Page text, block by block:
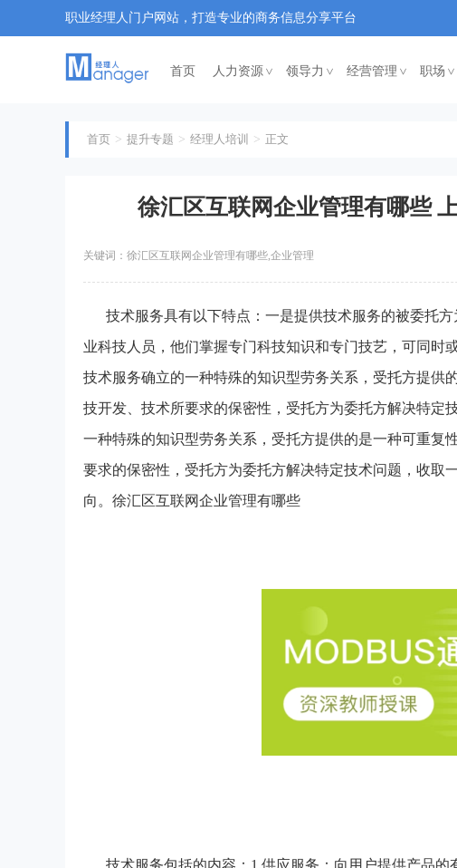
职业经理人门户网站，打造专业的商务信息分享平台
首页 人力资源< 领导力 < 经营管理< 职场<
首页 提升专题 经理人培训 正文
徐汇区互联网企业管理有哪些
关键词：徐汇区互联网企业管理有哪些,企业管理
技术服务具有以下特点：一是提供技术服务的被委托
业科技人员，他们掌握专门科技知识和专门技艺，可同时
技术服务确立的一种特殊的知识型劳务关系，受托方提供
技开发、技术所要求的保密性，受托方为委托方解决特定
一种特殊的知识型劳务关系，受托方提供的是一种可重复
要求的保密性，受托方为委托方解决特定技术问题，收取
向。徐汇区互联网企业管理有哪些
技术服务包括的内容：1.供应服务：向用户提供产品